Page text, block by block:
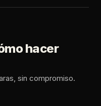
hacer
sin compromiso.